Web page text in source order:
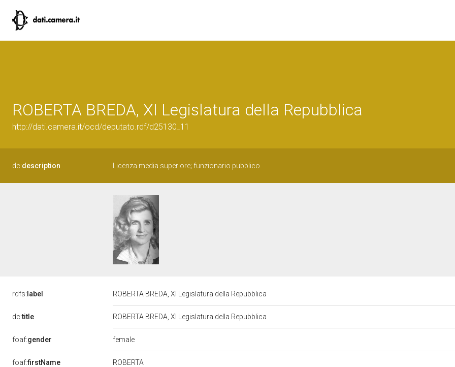
ROBERTA BREDA, XI Legislatura della Repubblica
http://dati.camera.it/ocd/deputato.rdf/d25130_11
dc:description Licenza media superiore; funzionario pubblico.
rdfs: label ROBERTA BREDA, XI Legislatura della Repubblica
dc:title ROBERTA BREDA, XI Legislatura della Repubblica
foaf:gender female
foaf:firstName ROBERTA